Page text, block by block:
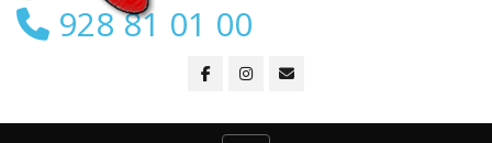
928 81 01 00